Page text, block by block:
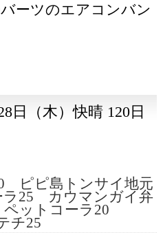
ーツのエアコンバン
日（木）快晴 120日
ピピ島トンサイ地元
25 カウマンガイ弁
ットコーラ20
チ25